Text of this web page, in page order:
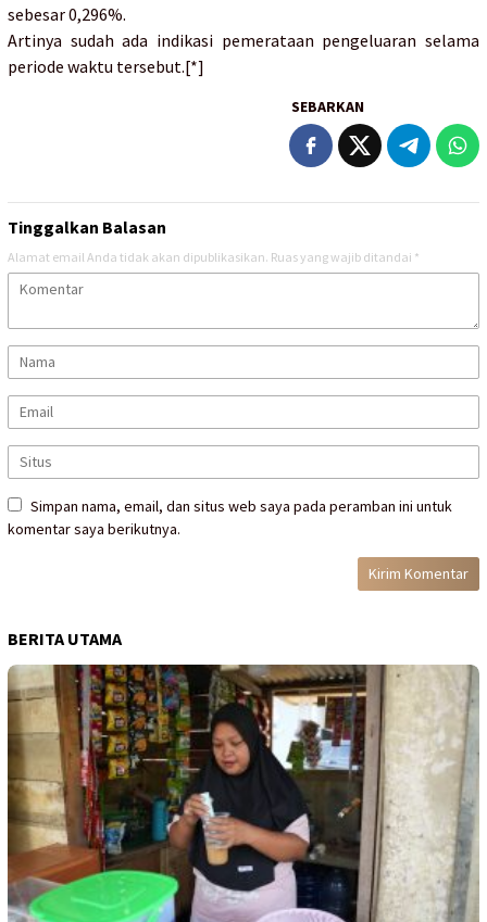
sebesar 0,296%.
Artinya sudah ada indikasi pemerataan pengeluaran selama
periode waktu tersebut.[*]
SEBARKAN
Tinggalkan Balasan
Alamat email Anda tidak akan dipublikasikan. Ruas yang wajib ditandai *
Simpan nama, email, dan situs web saya pada peramban ini untuk
komentar saya berikutnya.
BERITA UTAMA